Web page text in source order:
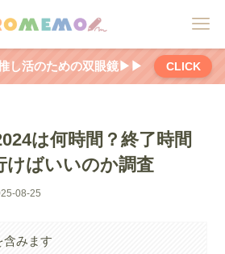
し活のための双眼鏡▶▶ CLICK
は何時間？終了時間
けばいいのか調査
08-25
含みます